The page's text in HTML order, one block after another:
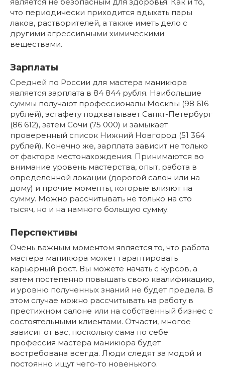
что периодически приходится вдыхать пары
лаков, растворителей, а также иметь дело с
другими агрессивными химическими
веществами.
Зарплаты
Средней по России для мастера маникюра
является зарплата в 84 844 рубля. Наибольшие
суммы получают профессионалы Москвы (98 616
рублей), эстафету подхватывает Санкт-Петербург
(86 612), затем Сочи (75 000) и замыкает
проверенный список Нижний Новгород (51 364
рублей). Конечно же, зарплата зависит не только
от фактора местонахождения. Принимаются во
внимание уровень мастерства, опыт, работа в
определенной локации (дорогой салон или на
дому) и прочие моменты, которые влияют на
сумму. Можно рассчитывать не только на сто
тысяч, но и на намного большую сумму.
Перспективы
Очень важным моментом является то, что работа
мастера маникюра может гарантировать
карьерный рост. Вы можете начать с курсов, а
затем постепенно повышать свою квалификацию,
и уровню полученных знаний не будет предела. В
этом случае можно рассчитывать на работу в
престижном салоне или на собственный бизнес с
состоятельными клиентами. Отчасти, многое
зависит от вас, поскольку сама по себе
профессия мастера маникюра будет
востребована всегда. Люди следят за модой и
постоянно ищут чего-то новенького.